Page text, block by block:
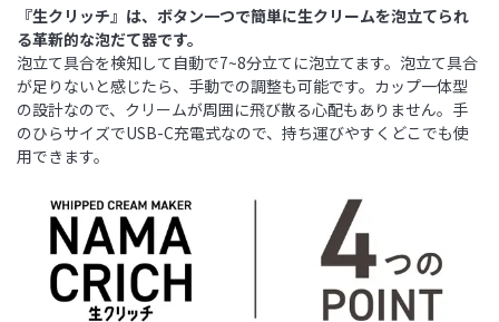
『生クリッチ』は、ボタン一つで簡単に生クリームを泡立てられ
る革新的な泡だて器です。
泡立て具合を検知して自動で7~8分立てに泡立てます。泡立て具合
が足りないと感じたら、手動での調整も可能です。カップ一体型
の設計なので、クリームが周囲に飛び散る心配もありません。手
のひらサイズでUSB-C充電式なので、持ち運びやすくどこでも使
用できます。